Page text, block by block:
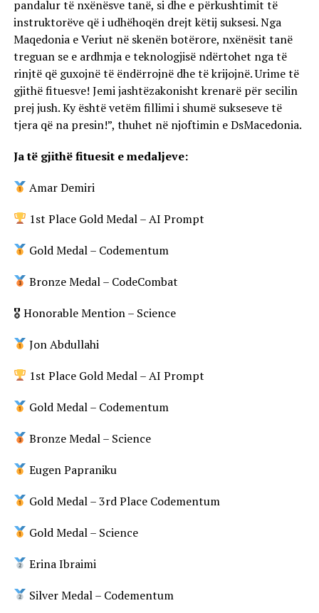
pandalur të nxënësve tanë, si dhe e përkushtimit të
instruktorëve që i udhëhoqën drejt këtij suksesi. Nga
Maqedonia e Veriut në skenën botërore, nxënësit tanë
treguan se e ardhmja e teknologjisë ndërtohet nga të
rinjtë që guxojnë të ëndërrojnë dhe të krijojnë. Urime të
gjithë fituesve! Jemi jashtëzakonisht krenarë për secilin
prej jush. Ky është vetëm fillimi i shumë sukseseve të
tjera që na presin!”, thuhet në njoftimin e DsMacedonia.
Ja të gjithë fituesit e medaljeve:
Amar Demiri
1st Place Gold Medal – AI Prompt
Gold Medal – Codementum
Bronze Medal – CodeCombat
🎖 Honorable Mention – Science
Jon Abdullahi
1st Place Gold Medal – AI Prompt
Gold Medal – Codementum
Bronze Medal – Science
Eugen Papraniku
Gold Medal – 3rd Place Codementum
Gold Medal – Science
Erina Ibraimi
Silver Medal – Codementum